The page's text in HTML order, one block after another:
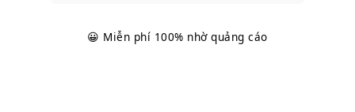
😀 Miễn phí 100% nhờ quảng cáo